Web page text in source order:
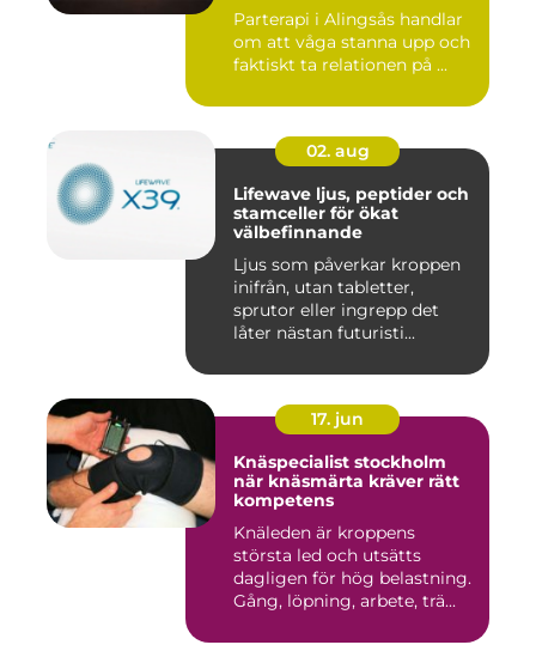
Parterapi i Alingsås handlar
om att våga stanna upp och
faktiskt ta relationen på ...
02. aug
Lifewave ljus, peptider och
stamceller för ökat
välbefinnande
Ljus som påverkar kroppen
inifrån, utan tabletter,
sprutor eller ingrepp det
låter nästan futuristi...
17. jun
Knäspecialist stockholm
när knäsmärta kräver rätt
kompetens
Knäleden är kroppens
största led och utsätts
dagligen för hög belastning.
Gång, löpning, arbete, trä...